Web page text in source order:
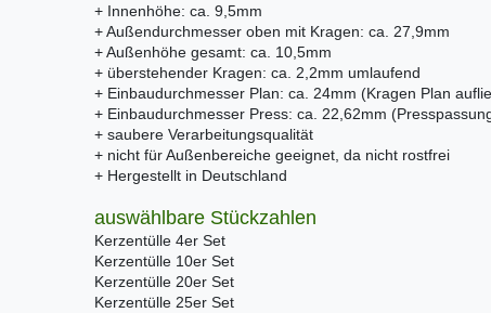
+ Innenhöhe: ca. 9,5mm
+ Außendurchmesser oben mit Kragen: ca. 27,9mm
+ Außenhöhe gesamt: ca. 10,5mm
+ überstehender Kragen: ca. 2,2mm umlaufend
+ Einbaudurchmesser Plan: ca. 24mm (Kragen Plan
+ Einbaudurchmesser Press: ca. 22,62mm
+ saubere Verarbeitungsqualität
+ nicht für Außenbereiche geeignet, da nicht rostfrei
+ Hergestellt in Deutschland
auswählbare Stückzahlen
Kerzentülle 4er Set
Kerzentülle 10er Set
Kerzentülle 20er Set
Kerzentülle 25er Set